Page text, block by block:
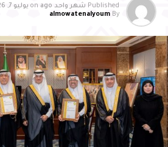
وأشاد سمو محافظ الأحساء بالجهود
بصمات لرعاية وتنمية الأيتام
وبرامج نوعية أسهمت في تمكين الأيتام
واجتماعيًا، وتنمية قدراتهم، وتعزيز
محفزة للإبداع والتميز، مثمنًا دور
الحكومية في إنجاح البرنامج، مؤكدًا أن
القطاع غير الربحي والجهات الحكومية
Published شهر واحد ago on يوليو 7, 2026
By
almowatenalyoum